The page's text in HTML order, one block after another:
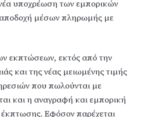
υποχρέωση των εμπορικών
μέσων πληρωμής με
εκπτώσεων, εκτός από την
και της νέας μειωμένης τιμής
που πωλούνται με
και η αναγραφή και εμπορική
Εφόσον παρέχεται